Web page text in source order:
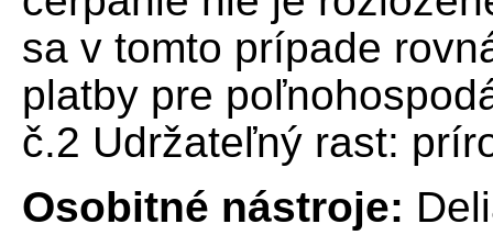
sa v tomto prípade
platby pre
č.2 Udržateľný rast:
Osobitné nástroje: